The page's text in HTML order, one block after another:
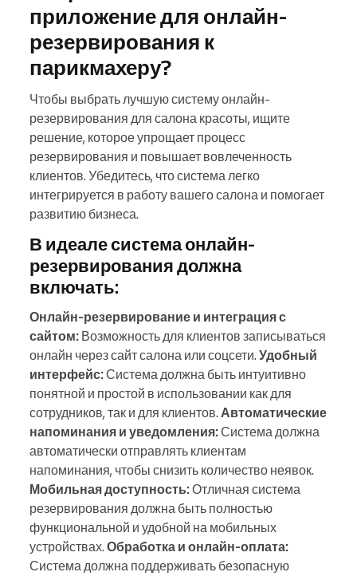
приложение для онлайн-
резервирования к
парикмахеру?
Чтобы выбрать лучшую систему онлайн-
резервирования для салона красоты, ищите
решение, которое упрощает процесс
резервирования и повышает вовлеченность
клиентов. Убедитесь, что система легко
интегрируется в работу вашего салона и помогает
развитию бизнеса.
В идеале система онлайн-
резервирования должна
включать:
Онлайн-резервирование и интеграция с
сайтом: Возможность для клиентов записываться
онлайн через сайт салона или соцсети. Удобный
интерфейс:Система должна быть интуитивно
понятной и простой в использовании как для
сотрудников, так и для клиентов. Автоматические
напоминания и уведомления:Система должна
автоматически отправлять клиентам
напоминания, чтобы снизить количество неявок.
Мобильная доступность:Отличная система
резервирования должна быть полностью
функциональной и удобной на мобильных
устройствах. Обработка и онлайн-оплата:
Система должна поддерживать безопасную